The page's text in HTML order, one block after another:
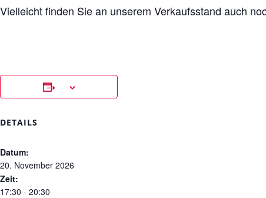
Vielleicht finden Sie an unserem Verkaufsstand auch
DETAILS
Datum:
20. November 2026
Zeit:
17:30 - 20:30